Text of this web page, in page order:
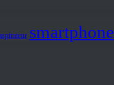
smartphone